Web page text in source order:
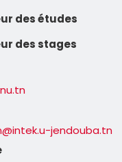
des études
des stages
jendouba.tn